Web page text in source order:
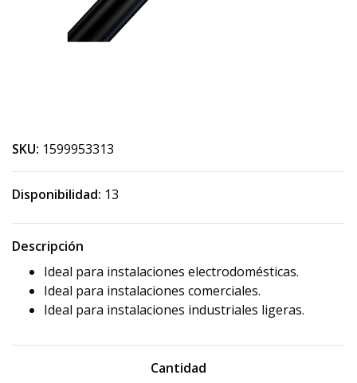
SKU: 1599953313
Disponibilidad: 13
Descripción
Ideal para instalaciones electrodomésticas.
Ideal para instalaciones comerciales.
Ideal para instalaciones industriales ligeras.
Cantidad